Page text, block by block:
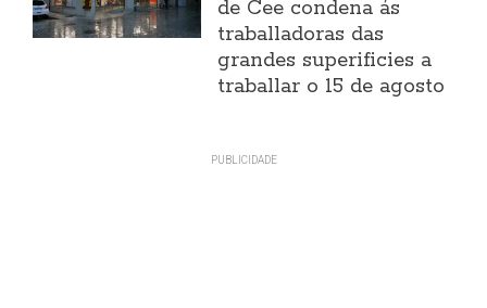
de Cee condena ás
traballadoras das
grandes superificies a
traballar o 15 de agosto